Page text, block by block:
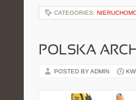
CATEGORIES:
POLSKA
POSTED BY ADMIN